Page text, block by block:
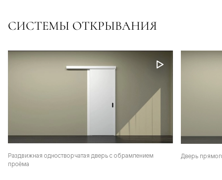
СИСТЕМЫ ОТКРЫВАНИЯ
Раздвижная одностворчатая дверь с обрамлением
проёма
Дверь